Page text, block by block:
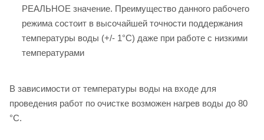
РЕАЛЬНОЕ значение. Преимущество данного рабочего
режима состоит в высочайшей точности поддержания
температуры воды (+/- 1°C) даже при работе с низкими
температурами
В зависимости от температуры воды на входе для
проведения работ по очистке возможен нагрев воды до 80
°C.